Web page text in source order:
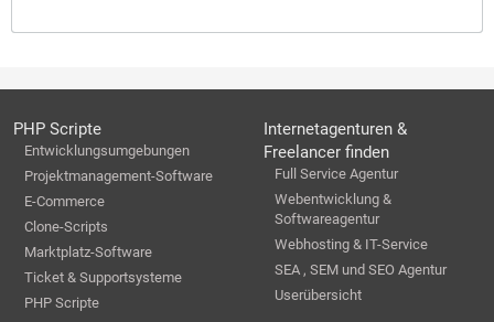
PHP Scripte
Entwicklungsumgebungen
Projektmanagement-Software
E-Commerce
Clone-Scripts
Marktplatz-Software
Ticket & Supportsysteme
PHP Scripte
Internetagenturen &
Freelancer finden
Full Service Agentur
Webentwicklung &
Softwareagentur
Webhosting & IT-Service
SEA , SEM und SEO Agentur
Userübersicht